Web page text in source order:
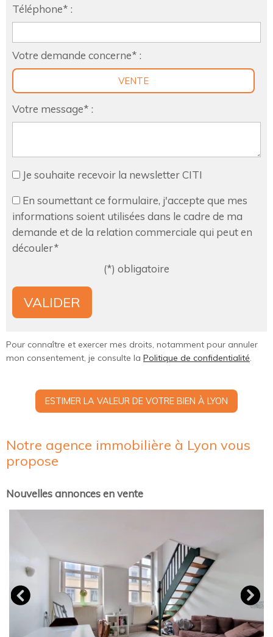
Téléphone* :
Votre demande concerne* :
VENTE
Votre message* :
Je souhaite recevoir la newsletter CITI
En soumettant ce formulaire, j'accepte que mes
informations soient utilisées dans le cadre de ma
demande et de la relation commerciale qui peut en
découler*
(*) obligatoire
Pour connaître et exercer mes droits, notamment pour annuler
mon consentement, je consulte la Politique de confidentialité.
ESTIMER LA VALEUR DE VOTRE BIEN À LYON
Notre agence immobilière à Lyon vous
propose
Nouvelles annonces en vente